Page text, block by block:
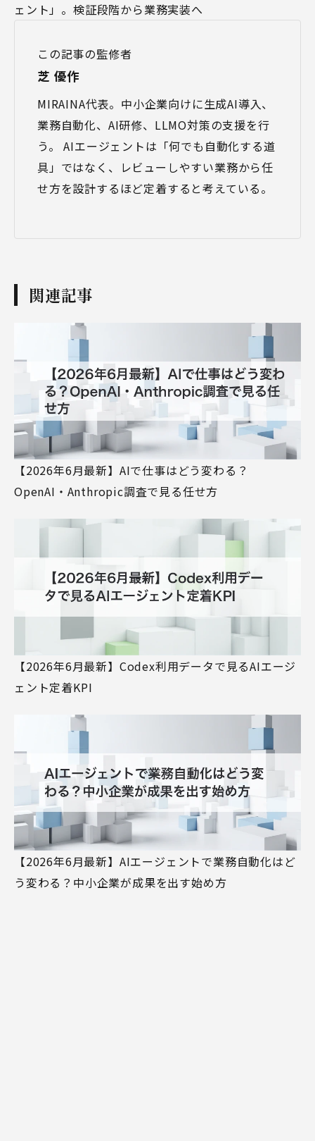
ェント」。検証段階から業務実装へ
この記事の監修者
芝 優作
MIRAINA代表。中小企業向けに生成AI導入、
業務自動化、AI研修、LLMO対策の支援を行
う。 AIエージェントは「何でも自動化する道
具」ではなく、レビューしやすい業務から任
せ方を設計するほど定着すると考えている。
関連記事
【2026年6月最新】AIで仕事はどう変わる？
OpenAI・Anthropic調査で見る任せ方
【2026年6月最新】Codex利用データで見るAIエージ
ェント定着KPI
【2026年6月最新】AIエージェントで業務自動化はど
う変わる？中小企業が成果を出す始め方